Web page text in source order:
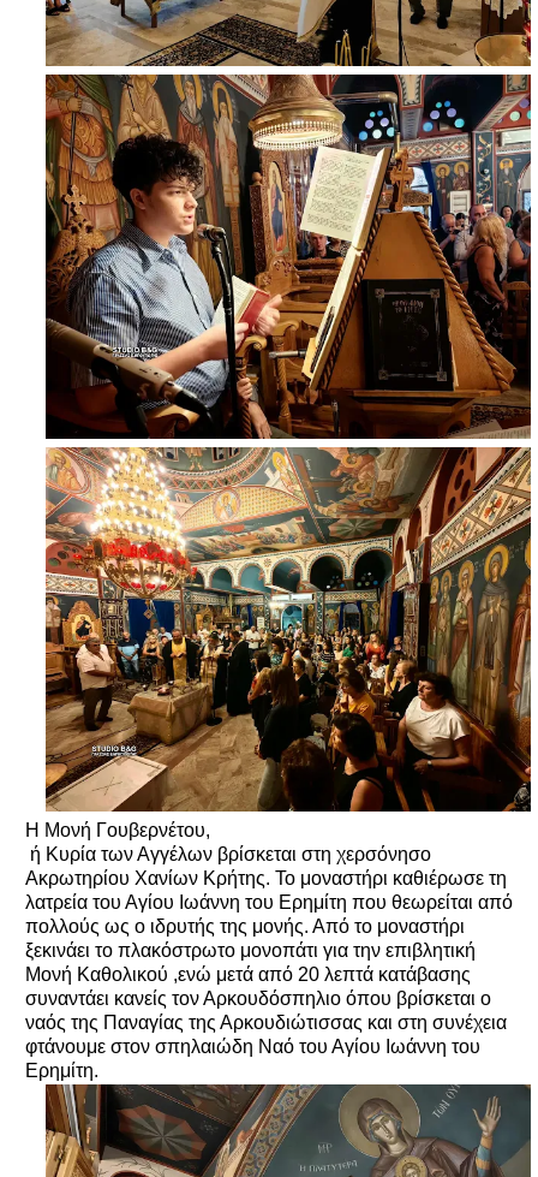
Η Μονή Γουβερνέτου,
ή Κυρία των Αγγέλων βρίσκεται στη χερσόνησο
Ακρωτηρίου Χανίων Κρήτης. Το μοναστήρι καθιέρωσε τη
λατρεία του Αγίου Ιωάννη του Ερημίτη που θεωρείται από
πολλούς ως ο ιδρυτής της μονής. Από το μοναστήρι
ξεκινάει το πλακόστρωτο μονοπάτι για την επιβλητική
Μονή Καθολικού ,ενώ μετά από 20 λεπτά κατάβασης
συναντάει κανείς τον Αρκουδόσπηλιο όπου βρίσκεται ο
ναός της Παναγίας της Αρκουδιώτισσας και στη συνέχεια
φτάνουμε στον σπηλαιώδη Ναό του Αγίου Ιωάννη του
Ερημίτη.